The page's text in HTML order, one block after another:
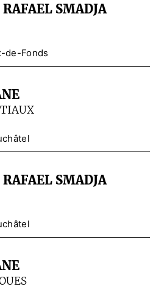
SMADJA
de-Fonds
SMADJA